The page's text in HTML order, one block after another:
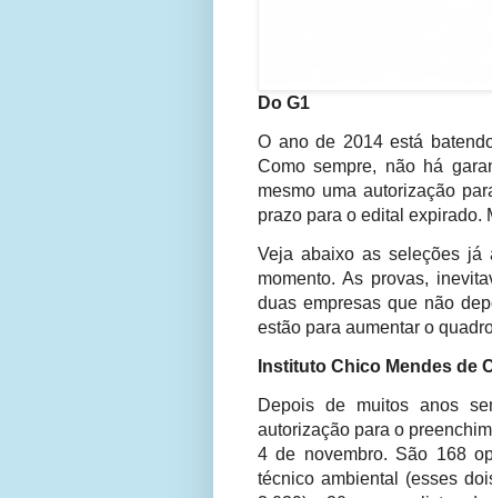
Do G1
O ano de 2014 está
Como sempre, não há
mesmo uma autorização
prazo para o edital expirado.
Veja abaixo as seleções já
momento. As provas,
duas empresas que não
estão para aumentar o
Instituto Chico Mendes de
Depois de muitos anos
autorização para o
4 de novembro. São 168
técnico ambiental (esses